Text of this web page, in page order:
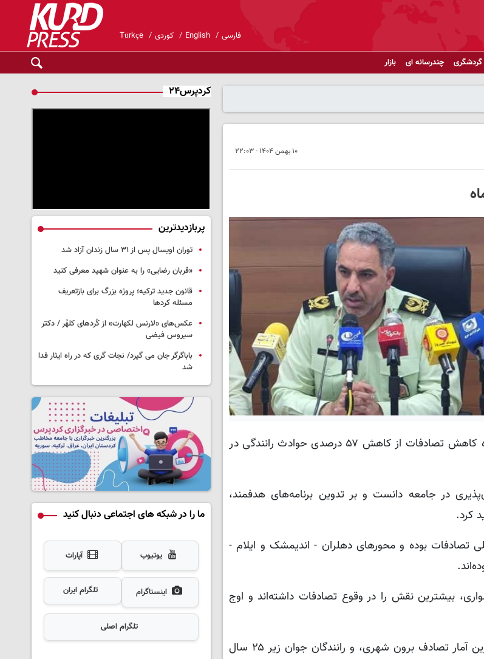
فارسی English کوردی Türkçe
گردشگری چندرسانه ای بازار
۱۰ بهمن ۱۴۰۴ - ۲۲:۰۳
به گزارش خبرگزاری کردپرس، سردار جمال سلمانی در نشست قرارگاه کاهش تصادفات از کاهش ۵۷ درصدی حوادث رانندگی در
در جامعه دانست و بر تدوین برنامه‌های هدفمند،
کرد.
تصادفات بوده و محورهای دهلران - اندیمشک و ایلام -
سهم ۷۵ درصد و خودروهای سواری، بیشترین نقش را در وقوع تصادفات داشته‌اند و اوج
سردار سلمانی تصریح کرد: رانندگان گروه سنی ۳۱ تا ۴۵ سال بیشترین آمار تصادف برون شهری، و رانندگان جوان زیر ۲۵ سال
کردپرس۲۴
پربازدیدترین
توران اویسال پس از ۳۱ سال زندان آزاد شد
«قربان رضایی» را به عنوان شهید معرفی کنید
قانون جدید ترکیه؛ پروژه بزرگ‌ برای بازتعریف
مسئله کردها
عکس‌های «لارنس لکهارت» از کُردهای کلهُر / دکتر
سیروس فیضی
باباگرگر جان می گیرد/ نجات گری که در راه ایثار فدا
شد
ما را در شبکه های اجتماعی دنبال کنید
یوتیوب آپارات
اینستاگرام تلگرام ایران
تلگرام اصلی